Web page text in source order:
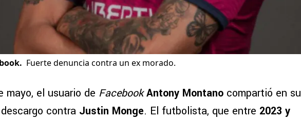
Fuerte denuncia contra un ex morado.
mayo, el usuario de Facebook Antony Montano compartió en su
contra Justin Monge. El futbolista, que entre 2023 y